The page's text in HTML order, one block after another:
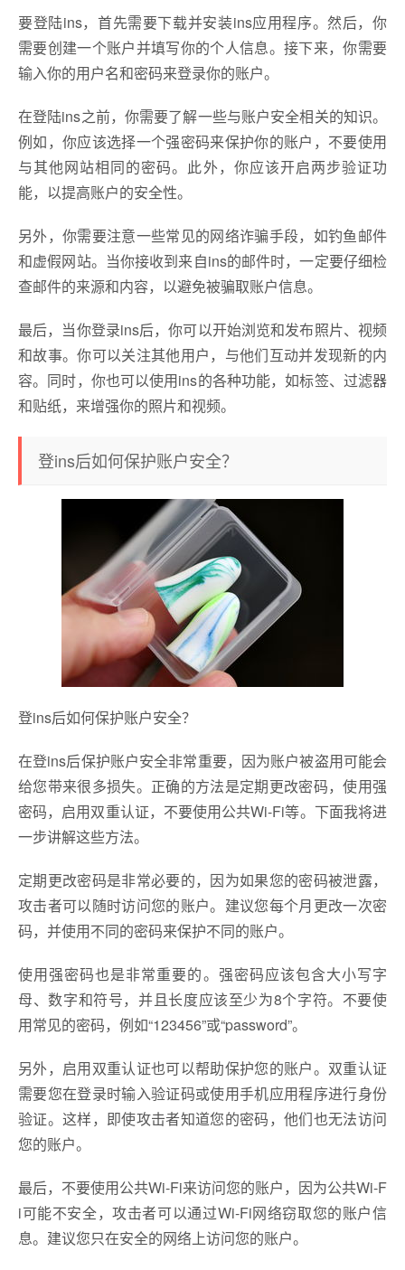
要登陆ins，首先需要下载并安装ins应用程序。然后，你
需要创建一个账户并填写你的个人信息。接下来，你需要
输入你的用户名和密码来登录你的账户。
在登陆ins之前，你需要了解一些与账户安全相关的知识。
例如，你应该选择一个强密码来保护你的账户，不要使用
与其他网站相同的密码。此外，你应该开启两步验证功
能，以提高账户的安全性。
另外，你需要注意一些常见的网络诈骗手段，如钓鱼邮件
和虚假网站。当你接收到来自ins的邮件时，一定要仔细检
查邮件的来源和内容，以避免被骗取账户信息。
最后，当你登录ins后，你可以开始浏览和发布照片、视频
和故事。你可以关注其他用户，与他们互动并发现新的内
容。同时，你也可以使用ins的各种功能，如标签、过滤器
和贴纸，来增强你的照片和视频。
登ins后如何保护账户安全？
登ins后如何保护账户安全？
在登ins后保护账户安全非常重要，因为账户被盗用可能会
给您带来很多损失。正确的方法是定期更改密码，使用强
密码，启用双重认证，不要使用公共Wi-Fi等。下面我将进
一步讲解这些方法。
定期更改密码是非常必要的，因为如果您的密码被泄露，
攻击者可以随时访问您的账户。建议您每个月更改一次密
码，并使用不同的密码来保护不同的账户。
使用强密码也是非常重要的。强密码应该包含大小写字
母、数字和符号，并且长度应该至少为8个字符。不要使
用常见的密码，例如“123456”或“password”。
另外，启用双重认证也可以帮助保护您的账户。双重认证
需要您在登录时输入验证码或使用手机应用程序进行身份
验证。这样，即使攻击者知道您的密码，他们也无法访问
您的账户。
最后，不要使用公共Wi-Fi来访问您的账户，因为公共Wi-F
i可能不安全，攻击者可以通过Wi-Fi网络窃取您的账户信
息。建议您只在安全的网络上访问您的账户。